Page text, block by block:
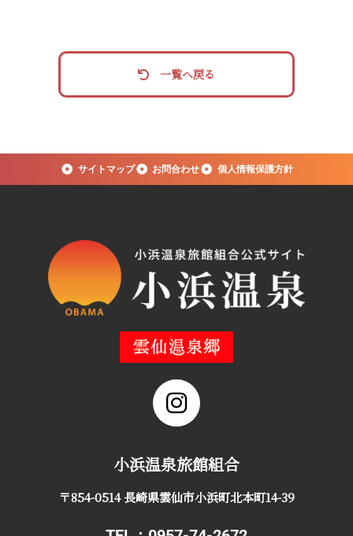
一覧へ戻る
サイトマップ お問合わせ 個人情報保護方針
小浜温泉旅館組合
〒854-0514 長崎県雲仙市小浜町北本町14-39